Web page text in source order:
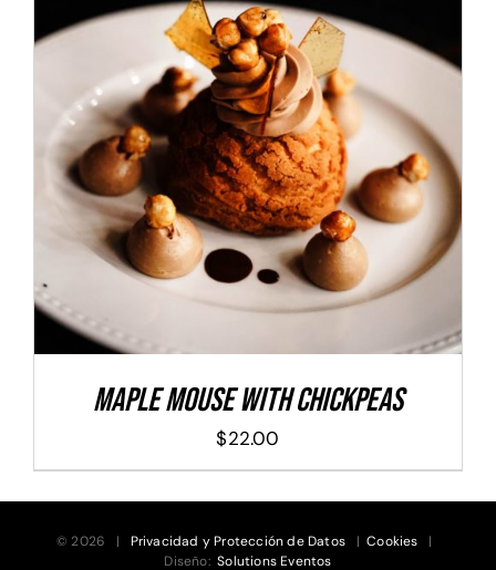
ADD TO CART / DETALLES
Maple Mouse With Chickpeas
$22.00
© 2026 | Privacidad y Protección de Datos | Cookies |
Diseño: Solutions Eventos